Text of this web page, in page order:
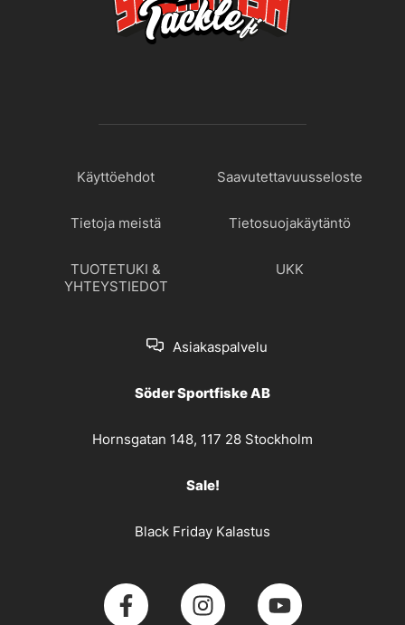
Käyttöehdot Saavutettavuusseloste
Tietoja meistä Tietosuojakäytäntö
TUOTETUKI &
YHTEYSTIEDOT
UKK
Asiakaspalvelu
Söder Sportfiske AB
Hornsgatan 148, 117 28 Stockholm
Sale!
Black Friday Kalastus